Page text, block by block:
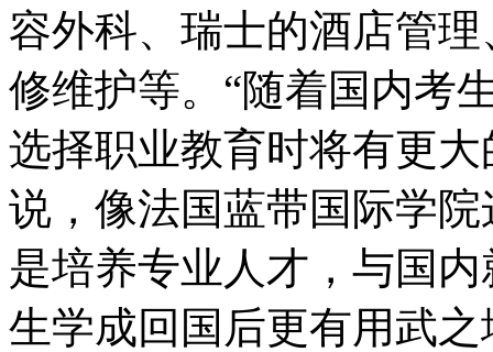
容外科、瑞士的酒店管
修维护等。“随着国内考
选择职业教育时将有更
说，像法国蓝带国际学
是培养专业人才，与国
生学成回国后更有用武之